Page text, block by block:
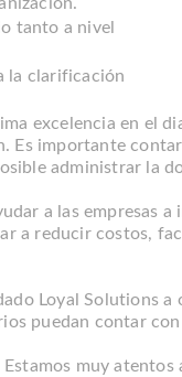
tanto a nivel
la clarificación
excelencia en el
Es importante
administrar la
a las empresas
a reducir costos,
Loyal Solutions
puedan contar
muy atentos